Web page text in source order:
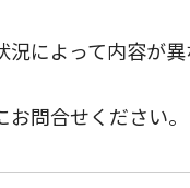
況によって内容が
問合せください。